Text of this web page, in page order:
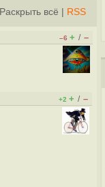
Раскрыть всё RSS
–6 + / –
+2 + / –